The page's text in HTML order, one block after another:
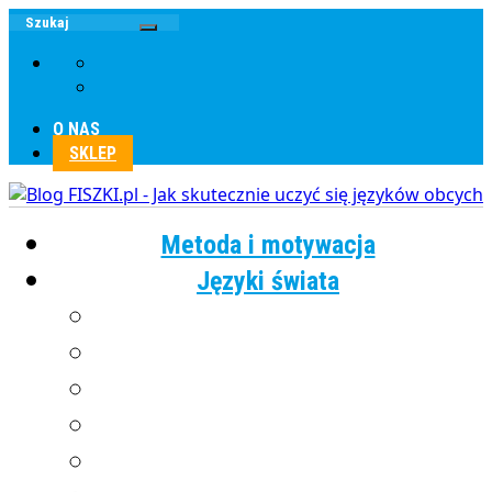
O NAS
SKLEP
Metoda i motywacja
Języki świata